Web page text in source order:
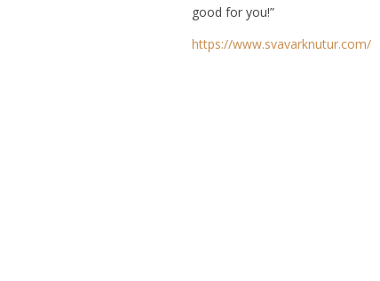
good for you!”
https://www.svavarknutur.com/